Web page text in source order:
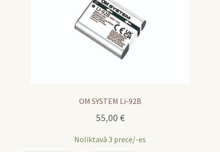
OM SYSTEM Li-92B
55,00 €
Noliktavā 3 prece/-es